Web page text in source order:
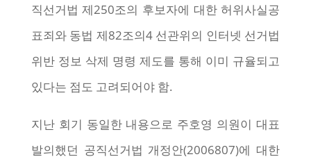
직선거법 제250조의 후보자에 대한 허위사실공
표죄와 동법 제82조의4 선관위의 인터넷 선거법
위반 정보 삭제 명령 제도를 통해 이미 규율되고
있다는 점도 고려되어야 함.
지난 회기 동일한 내용으로 주호영 의원이 대표
발의했던 공직선거법 개정안(2006807)에 대한